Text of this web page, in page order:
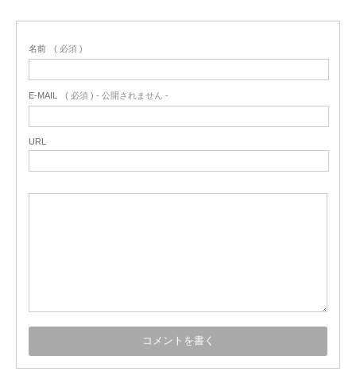
名前 ( 必須 )
E-MAIL ( 必須 ) - 公開されません -
URL